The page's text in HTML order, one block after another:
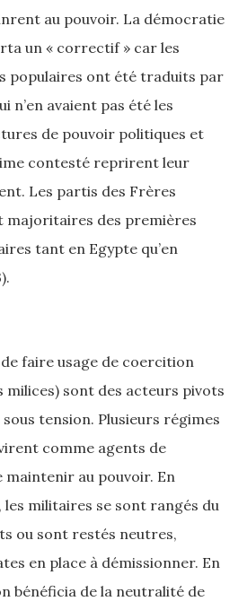
au pouvoir. La démocratie
un « correctif » car les
populaires ont été traduits par
n’en avaient pas été les
de pouvoir politiques et
contesté reprirent leur
Les partis des Frères
majoritaires des premières
tant en Egypte qu’en
faire usage de coercition
milices) sont des acteurs pivots
tension. Plusieurs régimes
comme agents de
maintenir au pouvoir. En
les militaires se sont rangés du
ou sont restés neutres,
en place à démissionner. En
bénéficia de la neutralité de